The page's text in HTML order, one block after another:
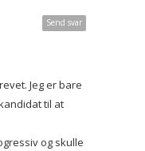
Send svar
Jeg er bare
til at
og skulle